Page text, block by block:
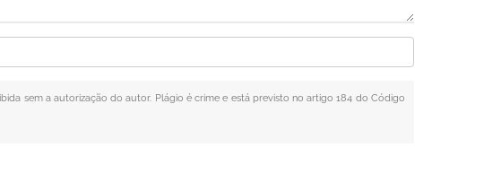
sem a autorização do autor. Plágio é crime e está previsto no artigo 184 do Código